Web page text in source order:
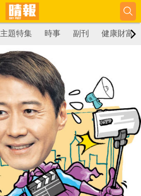
主題特集 時事 副刊 健康財富